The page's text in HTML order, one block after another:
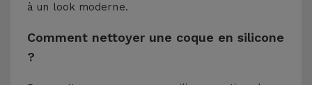
à un look moderne.
Comment nettoyer une coque en silicone
?